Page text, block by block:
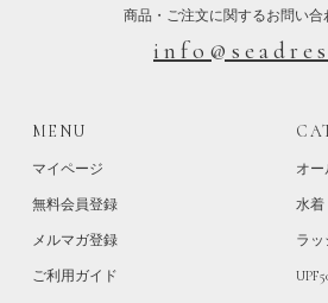
商品・ご注文に関するお問い合
MENU
マイページ
無料会員登録
メルマガ登録
ご利用ガイド
オー
水着
ラッ